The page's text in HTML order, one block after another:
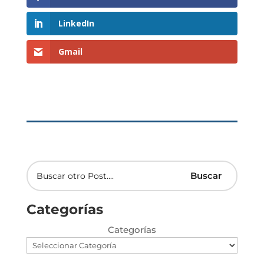
LinkedIn
Gmail
Categorías
Categorías